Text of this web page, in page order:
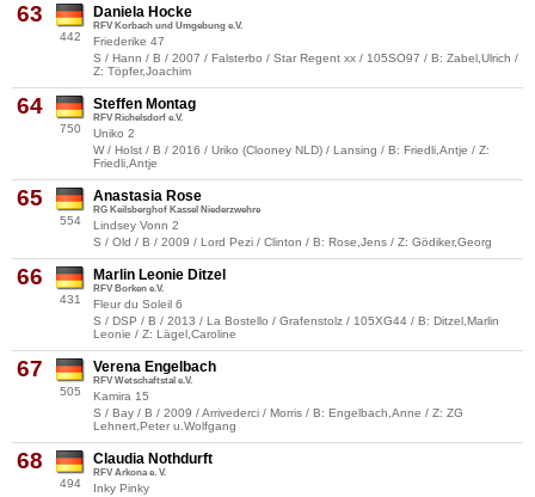
63
442
Daniela Hocke
RFV Korbach und Umgebung e.V.
Friederike 47
S / Hann / B / 2007 / Falsterbo / Star Regent xx / 105SO97 / B: Zabel,Ulrich /
Z: Töpfer,Joachim
64
750
Steffen Montag
RFV Richelsdorf e.V.
Uniko 2
W / Holst / B / 2016 / Uriko (Clooney NLD) / Lansing / B: Friedli,Antje / Z:
Friedli,Antje
65
554
Anastasia Rose
RG Keilsberghof Kassel Niederzwehre
Lindsey Vonn 2
S / Old / B / 2009 / Lord Pezi / Clinton / B: Rose,Jens / Z: Gödiker,Georg
66
431
Marlin Leonie Ditzel
RFV Borken e.V.
Fleur du Soleil 6
S / DSP / B / 2013 / La Bostello / Grafenstolz / 105XG44 / B: Ditzel,Marlin
Leonie / Z: Lägel,Caroline
67
505
Verena Engelbach
RFV Wetschaftstal e.V.
Kamira 15
S / Bay / B / 2009 / Arrivederci / Morris / B: Engelbach,Anne / Z: ZG
Lehnert,Peter u.Wolfgang
68
494
Claudia Nothdurft
RFV Arkona e. V.
Inky Pinky